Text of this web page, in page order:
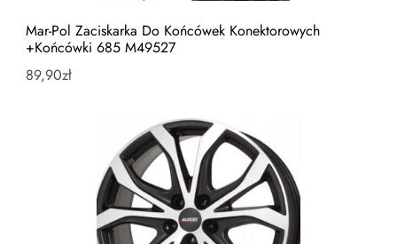
Mar-Pol Zaciskarka Do Końcówek Konektorowych
+Końcówki 685 M49527
89,90zł